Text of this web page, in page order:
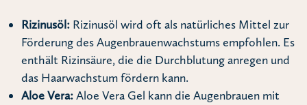
Rizinusöl: Rizinusöl wird oft als natürliches Mittel zur
Förderung des Augenbrauenwachstums empfohlen. Es
enthält Rizinsäure, die die Durchblutung anregen und
das Haarwachstum fördern kann.
Aloe Vera:Aloe Vera Gel kann die Augenbrauen mit